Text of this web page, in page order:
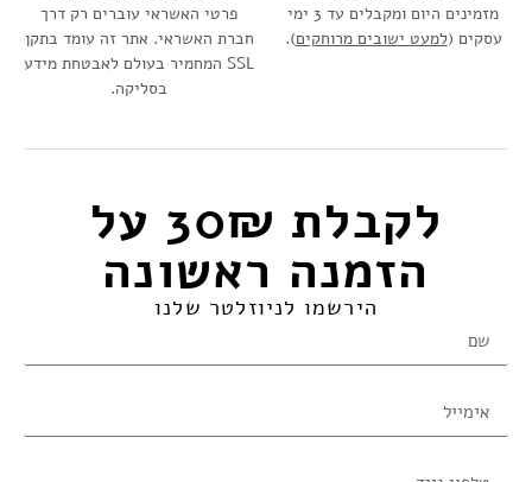
מזמינים היום ומקבלים עד 3 ימי
עסקים (למעט ישובים מרוחקים).
פרטי האשראי עוברים רק דרך
חברת האשראי. אתר זה עומד בתקן
SSL המחמיר בעולם לאבטחת מידע
בסליקה.
לקבלת 30₪ על
הזמנה ראשונה​
הירשמו לניוזלטר שלנו